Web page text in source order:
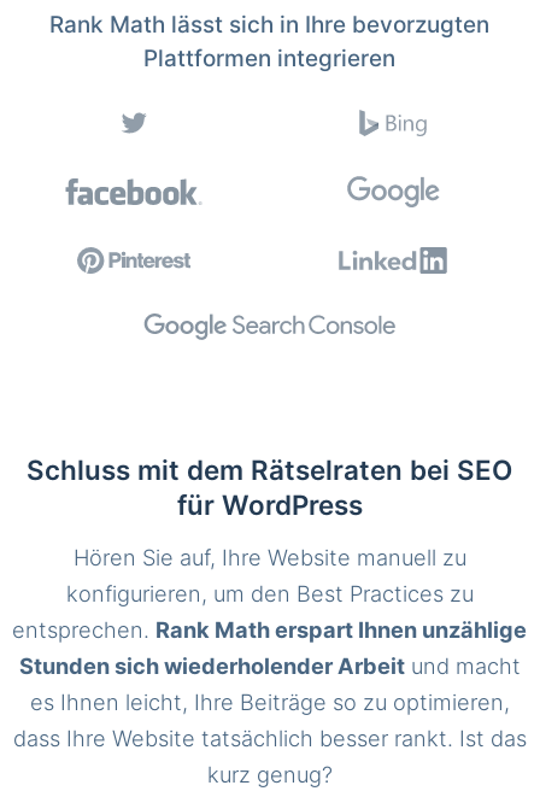
Rank Math lässt sich in Ihre bevorzugten
Plattformen integrieren
Schluss mit dem Rätselraten bei SEO
für WordPress
Hören Sie auf, Ihre Website manuell zu
konfigurieren, um den Best Practices zu
entsprechen. Rank Math erspart Ihnen unzählige
Stunden sich wiederholender Arbeitund macht
es Ihnen leicht, Ihre Beiträge so zu optimieren,
dass Ihre Website tatsächlich besser rankt. Ist das
kurz genug?